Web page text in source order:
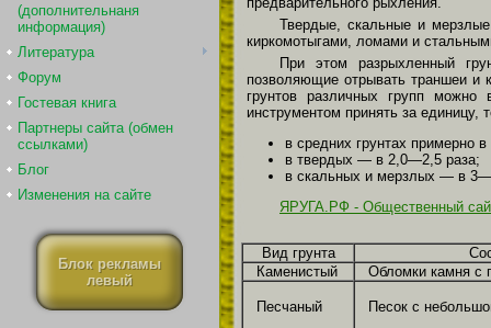
(дополнительнаня
информация)
Литература
Форум
Гостевая книга
Партнеры сайта (обмен
ссылками)
Блог
Изменения на сайте
Блок рекламы
левый
Твердые, скальные и
киркомотыгами, ломами и
При этом разрыхленный
позволяющие отрывать траншеи и
грунтов различных групп можно
инструментом принять за единицу,
в средних грунтах примерно
в твердых — в 2,0—2,5 раза;
в скальных и мерзлых — в
ЯРУГА.РФ - Общественный
Вид грунта
Каменистый
Обломки камня с
Песчаный Песок с